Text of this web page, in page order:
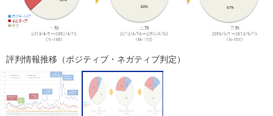
評判情報推移（ポジティブ・ネガティブ判定）